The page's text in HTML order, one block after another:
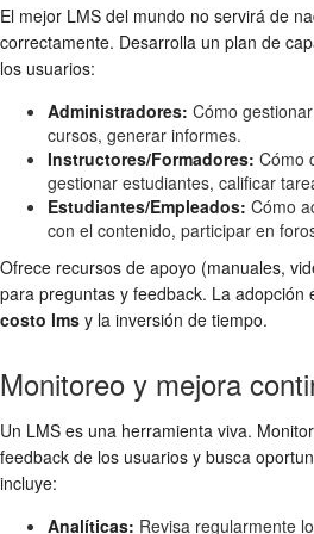
El mejor LMS del mundo no servirá de
correctamente. Desarrolla un plan de
los usuarios:
Administradores: Cómo
cursos, generar informes.
Instructores/Formadores: Cómo
gestionar estudiantes, calificar
Estudiantes/Empleados: Cómo
con el contenido, participar en
Ofrece recursos de apoyo (manuales,
para preguntas y feedback. La adopción
costo lms y la inversión de tiempo.
Monitoreo y mejora
Un LMS es una herramienta viva.
feedback de los usuarios y busca
incluye:
Analíticas: Revisa regularmente